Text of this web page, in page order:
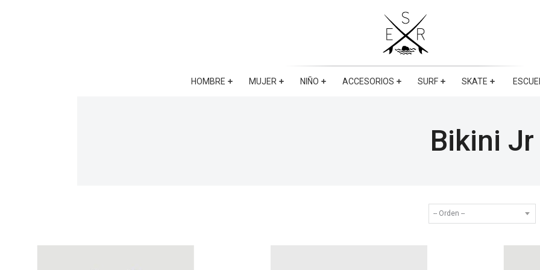
HOMBRE MUJER NIÑO ACCESORIOS SURF SKATE
Bikini Jr